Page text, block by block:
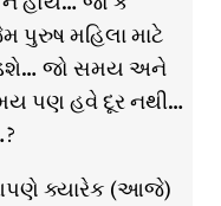
મહિલા માટે
જો સમય અને
પણ હવે દૂર નથી…
આપણે ક્યારેક (આજે)